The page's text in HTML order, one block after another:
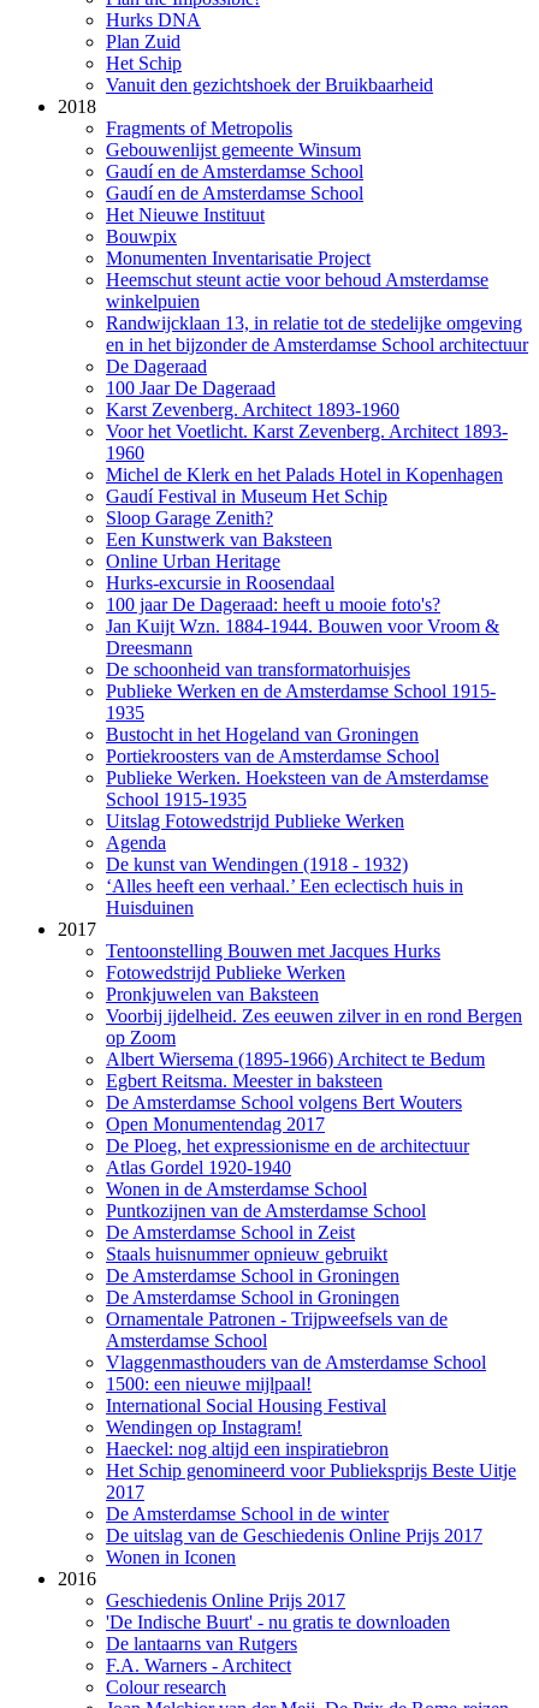
Hurks DNA
Plan Zuid
Het Schip
Vanuit den gezichtshoek der Bruikbaarheid
2018
Fragments of Metropolis
Gebouwenlijst gemeente Winsum
Gaudí en de Amsterdamse School
Gaudí en de Amsterdamse School
Het Nieuwe Instituut
Bouwpix
Monumenten Inventarisatie Project
Heemschut steunt actie voor behoud Amsterdamse
winkelpuien
Randwijcklaan 13, in relatie tot de stedelijke omgeving
en in het bijzonder de Amsterdamse School architectuur
De Dageraad
100 Jaar De Dageraad
Karst Zevenberg. Architect 1893-1960
Voor het Voetlicht. Karst Zevenberg. Architect 1893-
1960
Michel de Klerk en het Palads Hotel in Kopenhagen
Gaudí Festival in Museum Het Schip
Sloop Garage Zenith?
Een Kunstwerk van Baksteen
Online Urban Heritage
Hurks-excursie in Roosendaal
100 jaar De Dageraad: heeft u mooie foto's?
Jan Kuijt Wzn. 1884-1944. Bouwen voor Vroom &
Dreesmann
De schoonheid van transformatorhuisjes
Publieke Werken en de Amsterdamse School 1915-
1935
Bustocht in het Hogeland van Groningen
Portiekroosters van de Amsterdamse School
Publieke Werken. Hoeksteen van de Amsterdamse
School 1915-1935
Uitslag Fotowedstrijd Publieke Werken
Agenda
De kunst van Wendingen (1918 - 1932)
‘Alles heeft een verhaal.’ Een eclectisch huis in
Huisduinen
2017
Tentoonstelling Bouwen met Jacques Hurks
Fotowedstrijd Publieke Werken
Pronkjuwelen van Baksteen
Voorbij ijdelheid. Zes eeuwen zilver in en rond Bergen
op Zoom
Albert Wiersema (1895-1966) Architect te Bedum
Egbert Reitsma. Meester in baksteen
De Amsterdamse School volgens Bert Wouters
Open Monumentendag 2017
De Ploeg, het expressionisme en de architectuur
Atlas Gordel 1920-1940
Wonen in de Amsterdamse School
Puntkozijnen van de Amsterdamse School
De Amsterdamse School in Zeist
Staals huisnummer opnieuw gebruikt
De Amsterdamse School in Groningen
De Amsterdamse School in Groningen
Ornamentale Patronen - Trijpweefsels van de
Amsterdamse School
Vlaggenmasthouders van de Amsterdamse School
1500: een nieuwe mijlpaal!
International Social Housing Festival
Wendingen op Instagram!
Haeckel: nog altijd een inspiratiebron
Het Schip genomineerd voor Publieksprijs Beste Uitje
2017
De Amsterdamse School in de winter
De uitslag van de Geschiedenis Online Prijs 2017
Wonen in Iconen
2016
Geschiedenis Online Prijs 2017
'De Indische Buurt' - nu gratis te downloaden
De lantaarns van Rutgers
F.A. Warners - Architect
Colour research